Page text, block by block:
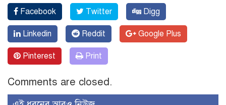
Facebook Twitter Digg
Linkedin Reddit Google Plus
Pinterest Print
Comments are closed.